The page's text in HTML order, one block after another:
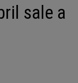
sale a